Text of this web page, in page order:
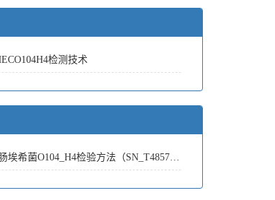
检测技术
希菌O104_H4检验方法（SN_T4857-2017）